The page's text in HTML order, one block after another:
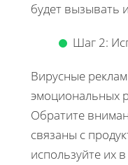
будет вызывать
Шаг 2:
Вирусные
эмоциональных
Обратите
связаны с
используйте их